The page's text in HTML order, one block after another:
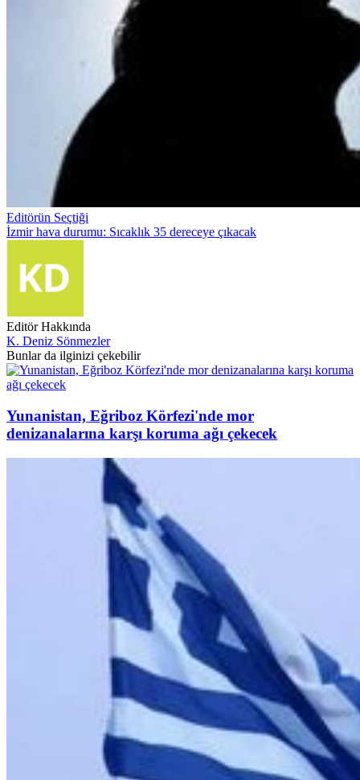
Editörün Seçtiği
İzmir hava durumu: Sıcaklık 35 dereceye çıkacak
Editör Hakkında
K. Deniz Sönmezler
Bunlar da ilginizi çekebilir
Yunanistan, Eğriboz Körfezi'nde mor
denizanalarına karşı koruma ağı çekecek